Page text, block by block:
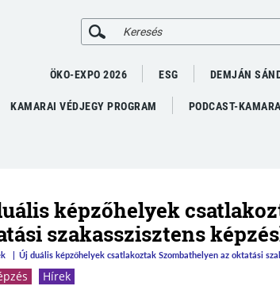
ÖKO-EXPO 2026 ESG DEMJÁN
KAMARAI VÉDJEGY PROGRAM PODCAST-
képzőhelyek
szakasszisztens
Új duális képzőhelyek csatlakoztak Szombathelyen az oktatási
Hírek